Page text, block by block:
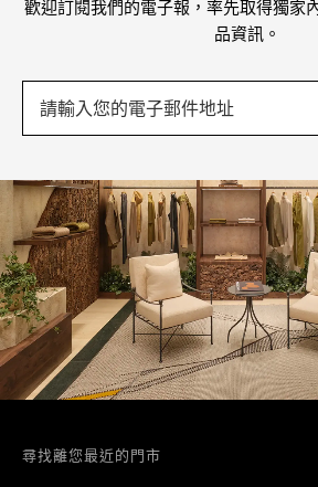
歡迎訂閱我們的電子報，率先取得獨家
品資訊。
尋找離您最近的門市